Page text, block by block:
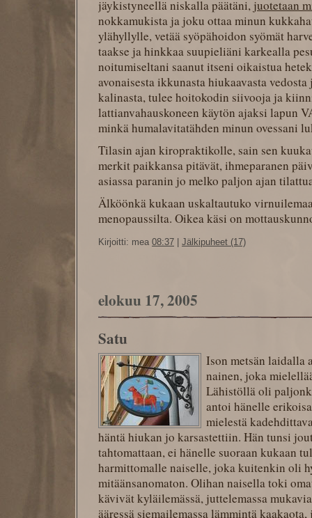
jäykistyneellä niskalla päätäni, juotetaan
nokkamukista ja joku ottaa minun
ylähyllylle, vetää syöpähoidon syömät
taakse ja hinkkaa suupieliäni karkealla
noitumiseltani saanut itseni oikaistua
avonaisesta ikkunasta hiukaavasta
kalinasta, tulee hoitokodin siivooja ja
lattianvahauskoneen käytön ajaksi lapun
minkä humalavitatähden minun ovessani
Tilasin ajan kiropraktikolle, sain sen
merkit paikkansa pitävät, ihmeparanen
asiassa paranin jo melko paljon ajan
Älköönkä kukaan uskaltautuko
menopaussilta. Oikea käsi on
Kirjoitti: mea 08:37 | Jälkipuheet (17)
elokuu 17, 2005
Satu
Ison metsän laidalla
nainen, joka
Lähistöllä oli
antoi hänelle
mielestä
häntä hiukan jo karsastettiin. Hän tunsi
tahtomattaan, ei hänelle suoraan kukaan
harmittomalle naiselle, joka kuitenkin oli
mitäänsanomaton. Olihan naisella toki
kävivät kyläilemässä, juttelemassa
ääressä siemailemassa lämmintä